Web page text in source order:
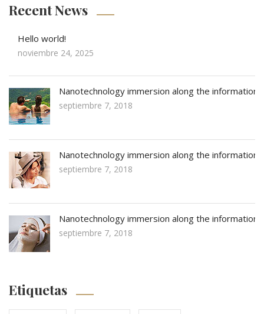
Recent News
Hello world!
noviembre 24, 2025
Nanotechnology immersion along the information
septiembre 7, 2018
Nanotechnology immersion along the information
septiembre 7, 2018
Nanotechnology immersion along the information
septiembre 7, 2018
Etiquetas